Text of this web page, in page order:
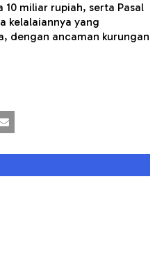
miliar rupiah, serta Pasal
kelalaiannya yang
dengan ancaman kurungan